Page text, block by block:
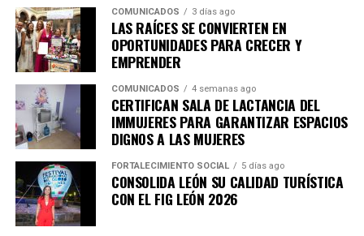
COMUNICADOS 3 días ago
LAS RAÍCES SE CONVIERTEN EN
OPORTUNIDADES PARA CRECER Y
EMPRENDER
COMUNICADOS 4 semanas ago
CERTIFICAN SALA DE LACTANCIA DEL
IMMUJERES PARA GARANTIZAR ESPACIOS
DIGNOS A LAS MUJERES
FORTALECIMIENTO SOCIAL 5 días ago
CONSOLIDA LEÓN SU CALIDAD TURÍSTICA
CON EL FIG LEÓN 2026